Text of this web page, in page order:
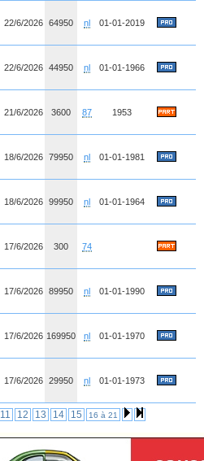
22/6/2026 64950 nl 01-01-2019
22/6/2026 44950 nl 01-01-1966
21/6/2026 3600 87 1953
18/6/2026 79950 nl 01-01-1981
18/6/2026 99950 nl 01-01-1964
17/6/2026 300 74
17/6/2026 89950 nl 01-01-1990
17/6/2026 169950 nl 01-01-1970
17/6/2026 29950 nl 01-01-1973
11 12 13 14 15 16 à 21